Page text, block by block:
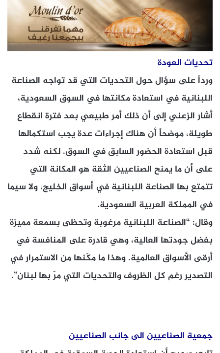
تحديات العودة
ورداً على سؤال حول التحديات التي قد تواجه الصناعة
اللبنانية في استعادة مكانتها في السوق السعودية،
أشار الزعني إلى أن ذلك أمر طبيعي بعد فترة انقطاع
طويلة، موضحاً أن هناك إجراءات عدة يجب استكمالها
قبل استعادة الحضور السابق في السوق. لكنه شدد
على أن ما يمنح الصناعيين الثقة هو المكانة التي
تتمتع بها الصناعة اللبنانية في أسواق الخليج، ولا سيما
في المملكة العربية السعودية.
وقال: “الصناعة اللبنانية مرغوبة وتحظى بسمعة مميزة
بفضل جودتها العالية، وهي قادرة على المنافسة في
أرقى الأسواق العالمية. وهذا ما مكّنها من الاستمرار في
التصدير رغم كل الظروف والتحديات التي مرّ بها لبنان”.
جمعية الصناعيين الى جانب الصناعيين